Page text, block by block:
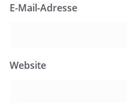
E-Mail-Adresse
Website